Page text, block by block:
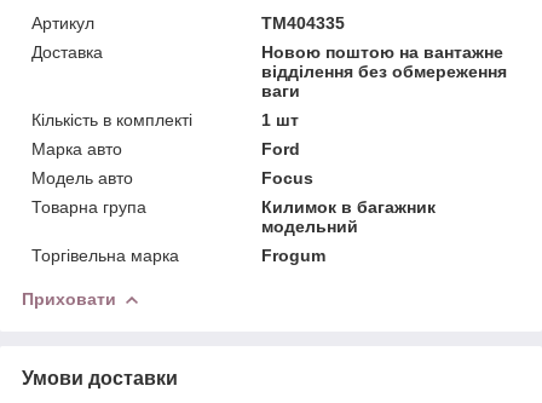
Артикул
TM404335
Доставка
Новою поштою на вантажне
відділення без обмереження
ваги
Кількість в комплекті
1 шт
Марка авто
Ford
Модель авто
Focus
Товарна група
Килимок в багажник
модельний
Торгівельна марка
Frogum
Приховати
Умови доставки